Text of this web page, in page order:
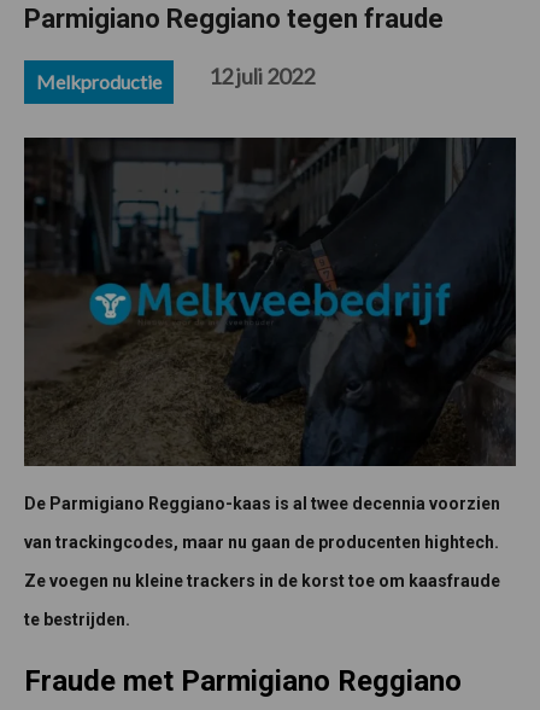
Parmigiano Reggiano tegen fraude
Melkproductie 12 juli 2022
De Parmigiano Reggiano-kaas is al twee decennia voorzien
van trackingcodes, maar nu gaan de producenten hightech.
Ze voegen nu kleine trackers in de korst toe om kaasfraude
te bestrijden.
Fraude met Parmigiano Reggiano